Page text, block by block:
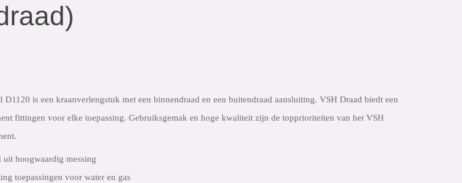
D1120 is een kraanverlengstuk met een binnendraad en een buitendraad aansluiting. VSH Draad biedt een
fittingen voor elke toepassing. Gebruiksgemak en hoge kwaliteit zijn de topprioriteiten van het VSH
uit hoogwaardig messing
toepassingen voor water en gas